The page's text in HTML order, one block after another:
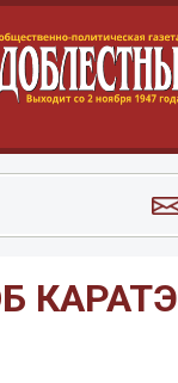
КАРАТЭ